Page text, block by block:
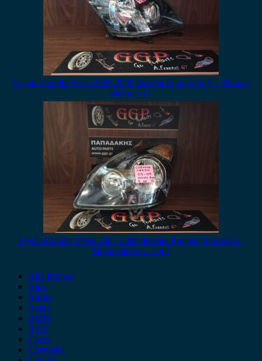
Toyota Corolla Verso 2007-2009 Φανάρι Εμπρός Δεξί – Μαύρο
Φόντο – Ο
Toyota Corolla Verso 2007-2009 Φανάρι Εμπρός Αριστερό –
Μαύρο Φόντο – Οc1
Alfa Romeo
Audi
Austin
Acura
BMW
BYD
Chery
Chevrolet